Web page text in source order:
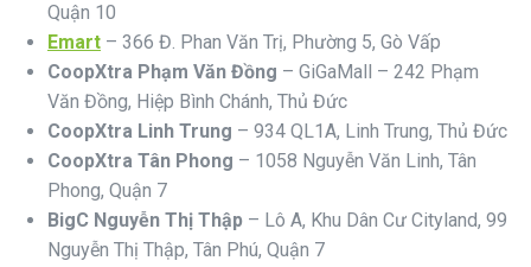
Quận 10
Emart – 366 Đ. Phan Văn Trị, Phường 5, Gò Vấp
CoopXtra Phạm Văn Đồng – GiGaMall – 242 Phạm
Văn Đồng, Hiệp Bình Chánh, Thủ Đức
CoopXtra Linh Trung – 934 QL1A, Linh Trung, Thủ Đức
CoopXtra Tân Phong – 1058 Nguyễn Văn Linh, Tân
Phong, Quận 7
BigC Nguyễn Thị Thập – Lô A, Khu Dân Cư Cityland, 99
Nguyễn Thị Thập, Tân Phú, Quận 7